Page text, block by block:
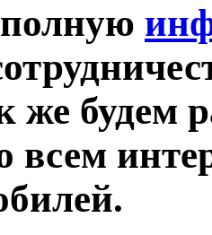
же будем
всем